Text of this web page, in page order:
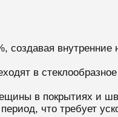
создавая внутренние
в стеклообразное
в покрытиях и
что требует